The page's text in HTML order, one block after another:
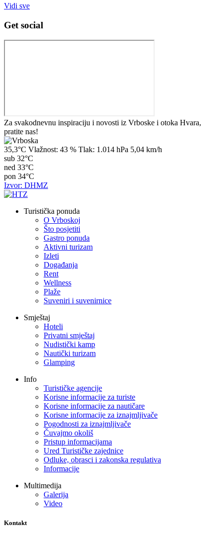
Vidi sve
Get social
Za svakodnevnu inspiraciju i novosti iz Vrboske i otoka Hvara,
pratite nas!
35,3°C Vlažnost: 43 % Tlak: 1.014 hPa 5,04 km/h
sub 32°C
ned 33°C
pon 34°C
Izvor: DHMZ
Turistička ponuda
O Vrboskoj
Što posjetiti
Gastro ponuda
Aktivni turizam
Izleti
Događanja
Rent
Wellness
Plaže
Suveniri i suvenirnice
Smještaj
Hoteli
Privatni smještaj
Nudistički kamp
Nautički turizam
Glamping
Info
Turističke agencije
Korisne informacije za turiste
Korisne informacije za nautičare
Korisne informacije za iznajmljivače
Pogodnosti za iznajmljivače
Čuvajmo okoliš
Pristup informacijama
Ured Turističke zajednice
Odluke, obrasci i zakonska regulativa
Informacije
Multimedija
Galerija
Video
Kontakt